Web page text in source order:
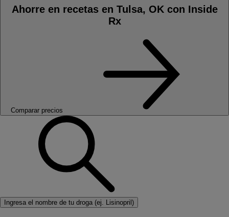
Ahorre en recetas en Tulsa, OK con Inside
Rx
Comparar precios
Ingresa el nombre de tu droga (ej. Lisinopril)